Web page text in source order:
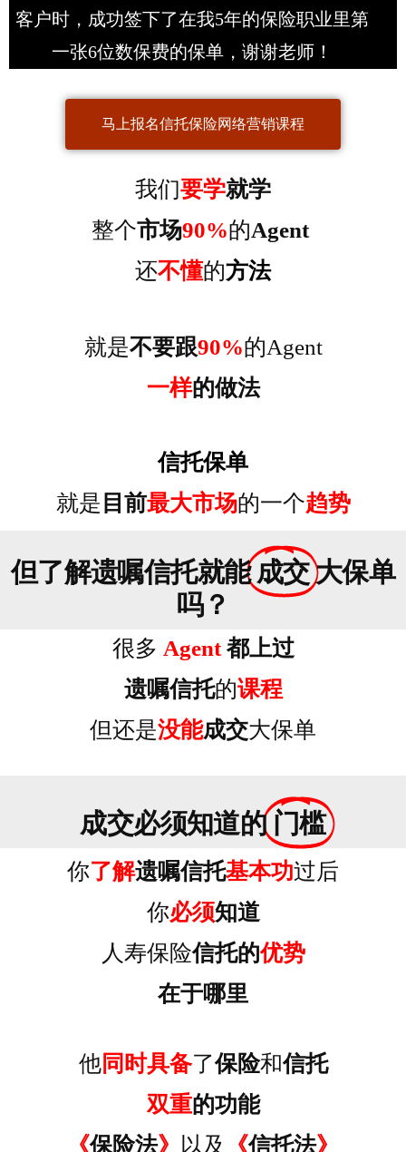
客户时，成功签下了在我5年的保险职业里第
一张6位数保费的保单，谢谢老师！
马上报名信托保险网络营销课程
我们要学就学
整个市场90%的Agent
还不懂的方法
就是不要跟90%的Agent
一样的做法
信托保单
就是 目前最大市场的一个趋势
但了解遗嘱信托就能 成交大保单
吗？
很多 Agent都上过
遗嘱信托的课程
但还是没能成交大保单
成交必须知道的 门槛
你了解遗嘱信托基本功过后
你必须知道
人寿保险信托的优势
在于哪里
他同时具备了保险和信托
双重的功能